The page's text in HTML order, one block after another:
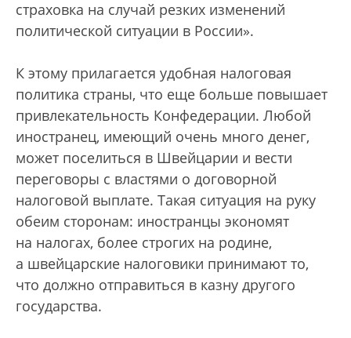
страховка на случай резких изменений
политической ситуации в России».
К этому прилагается удобная налоговая
политика страны, что еще больше повышает
привлекательность Конфедерации. Любой
иностранец, имеющий очень много денег,
может поселиться в Швейцарии и вести
переговоры с властями о договорной
налоговой выплате. Такая ситуация на руку
обеим сторонам: иностранцы экономят
на налогах, более строгих на родине,
а швейцарские налоговики принимают то,
что должно отправиться в казну другого
государства.